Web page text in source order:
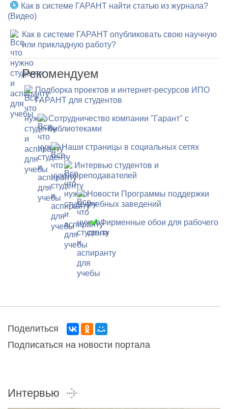
Как в системе ГАРАНТ найти статью из журнала?
(Видео)
Как в системе ГАРАНТ опубликовать свою научную
или прикладную работу?
Рекомендуем
Подборка проектов и интернет-ресурсов ИПО
ГАРАНТ для студентов
Сотрудничество компании "Гарант" с
библиотеками
Наши страницы в социальных сетях
Интервью студентов и
преподавателей
Новости Программы поддержки
учебных заведений
Фирменные обои для рабочего
стола
Поделиться
Подписаться на новости портала
Интервью